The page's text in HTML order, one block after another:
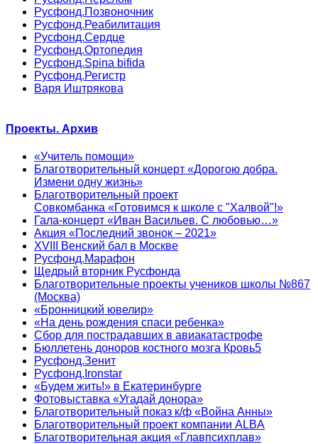
Русфонд.Позвоночник
Русфонд.Реабилитация
Русфонд.Сердце
Русфонд.Ортопедия
Русфонд.Spina bifida
Русфонд.Регистр
Варя Иштрякова
Проекты. Архив
«Учитель помощи»
Благотворительный концерт «Дорогою добра.
Измени одну жизнь»
Благотворительный проект
Совкомбанка «Готовимся к школе с "Халвой"!»
Гала-концерт «Иван Васильев. С любовью…»
Акция «Последний звонок – 2021»
XVIII Венский бал в Москве
Русфонд.Марафон
Щедрый вторник Русфонда
Благотворительные проекты учеников школы №867
(Москва)
«Бронницкий ювелир»
«На день рождения спаси ребенка»
Сбор для пострадавших в авиакатастрофе
Бюллетень доноров костного мозга Кровь5
Русфонд.Зенит
Русфонд.Ironstar
«Будем жить!» в Екатеринбурге
Фотовыставка «Угадай донора»
Благотворительный показ к/ф «Война Анны»
Благотворительный проект компании ALBA
Благотворительная акция «Главпсихплав»